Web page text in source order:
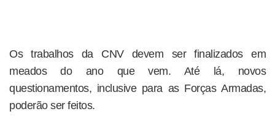
Os trabalhos da CNV devem ser finalizados em
meados do ano que vem. Até lá, novos
questionamentos, inclusive para as Forças Armadas,
poderão ser feitos.